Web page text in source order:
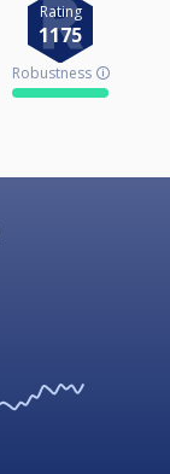
Rating
1175
Robustness 🛈